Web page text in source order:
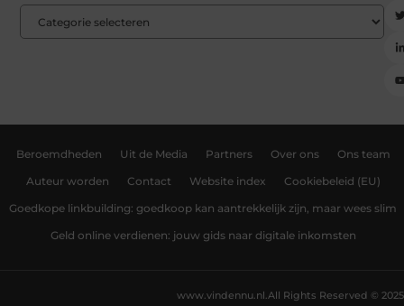
Beroemdheden Uit de Media Partners Over ons Ons team
Auteur worden Contact Website index Cookiebeleid (EU)
Goedkope linkbuilding: goedkoop kan aantrekkelijk zijn, maar wees slim
Geld online verdienen: jouw gids naar digitale inkomsten
All Rights Reserved © 2025
www.vindennu.nl.